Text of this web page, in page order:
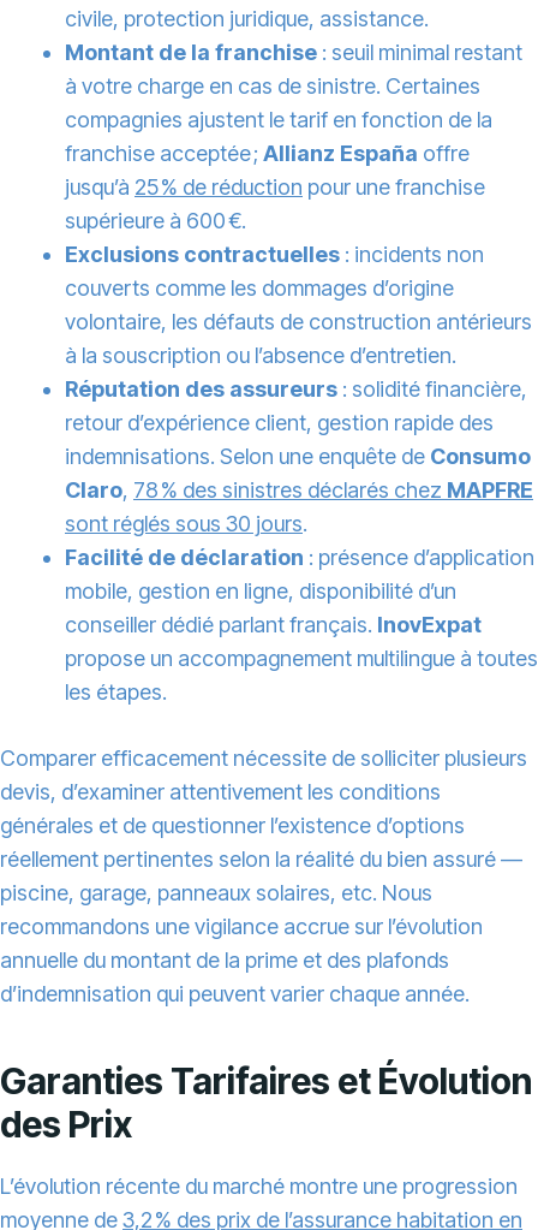
civile, protection juridique, assistance.
Montant de la franchise : seuil minimal restant
à votre charge en cas de sinistre. Certaines
compagnies ajustent le tarif en fonction de la
franchise acceptée ; Allianz España offre
jusqu’à 25 % de réduction pour une franchise
supérieure à 600 €.
Exclusions contractuelles : incidents non
couverts comme les dommages d’origine
volontaire, les défauts de construction antérieurs
à la souscription ou l’absence d’entretien.
Réputation des assureurs : solidité financière,
retour d’expérience client, gestion rapide des
indemnisations. Selon une enquête de Consumo
Claro, 78 % des sinistres déclarés chez MAPFRE
sont réglés sous 30 jours.
Facilité de déclaration : présence d’application
mobile, gestion en ligne, disponibilité d’un
conseiller dédié parlant français. InovExpat
propose un accompagnement multilingue à toutes
les étapes.
Comparer efficacement nécessite de solliciter plusieurs
devis, d’examiner attentivement les conditions
générales et de questionner l’existence d’options
réellement pertinentes selon la réalité du bien assuré —
piscine, garage, panneaux solaires, etc. Nous
recommandons une vigilance accrue sur l’évolution
annuelle du montant de la prime et des plafonds
d’indemnisation qui peuvent varier chaque année.
Garanties Tarifaires et Évolution
des Prix
L’évolution récente du marché montre une progression
moyenne de3,2 % des prix de l’assurance habitation en